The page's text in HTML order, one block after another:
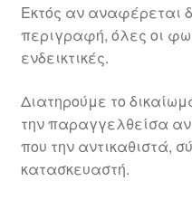
Εκτός αν αναφέρεται
περιγραφή, όλες οι
ενδεικτικές.
Διατηρούμε το
την παραγγελθείσα
που την αντικαθιστά,
κατασκευαστή.